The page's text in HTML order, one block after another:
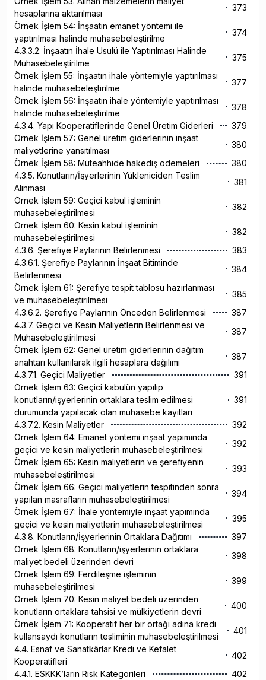
hesaplarına aktarılması
373
Örnek İşlem 54: İnşaatın emanet yöntemi ile
yaptırılması halinde muhasebeleştirilme
374
4.3.3.2. İnşaatın İhale Usulü ile Yaptırılması Halinde
Muhasebeleştirilme
375
Örnek İşlem 55: İnşaatın ihale yöntemiyle yaptırılması
halinde muhasebeleştirilme
377
Örnek İşlem 56: İnşaatın ihale yöntemiyle yaptırılması
halinde muhasebeleştirilme
378
4.3.4. Yapı Kooperatiflerinde Genel Üretim Giderleri
379
Örnek İşlem 57: Genel üretim giderlerinin inşaat
maliyetlerine yansıtılması
380
Örnek İşlem 58: Müteahhide hakediş ödemeleri
380
4.3.5. Konutların/İşyerlerinin Yükleniciden Teslim
Alınması
381
Örnek İşlem 59: Geçici kabul işleminin
muhasebeleştirilmesi
382
Örnek İşlem 60: Kesin kabul işleminin
muhasebeleştirilmesi
382
4.3.6. Şerefiye Paylarının Belirlenmesi
383
4.3.6.1. Şerefiye Paylarının İnşaat Bitiminde
Belirlenmesi
384
Örnek İşlem 61: Şerefiye tespit tablosu hazırlanması
ve muhasebeleştirilmesi
385
4.3.6.2. Şerefiye Paylarının Önceden Belirlenmesi
387
4.3.7. Geçici ve Kesin Maliyetlerin Belirlenmesi ve
Muhasebeleştirilmesi
387
Örnek İşlem 62: Genel üretim giderlerinin dağıtım
anahtarı kullanılarak ilgili hesaplara dağılımı
387
4.3.7.1. Geçici Maliyetler
391
Örnek İşlem 63: Geçici kabulün yapılıp
konutların/işyerlerinin ortaklara teslim edilmesi
durumunda yapılacak olan muhasebe kayıtları
391
4.3.7.2. Kesin Maliyetler
392
Örnek İşlem 64: Emanet yöntemi inşaat yapımında
geçici ve kesin maliyetlerin muhasebeleştirilmesi
392
Örnek İşlem 65: Kesin maliyetlerin ve şerefiyenin
muhasebeleştirilmesi
393
Örnek İşlem 66: Geçici maliyetlerin tespitinden sonra
yapılan masrafların muhasebeleştirilmesi
394
Örnek İşlem 67: İhale yöntemiyle inşaat yapımında
geçici ve kesin maliyetlerin muhasebeleştirilmesi
395
4.3.8. Konutların/İşyerlerinin Ortaklara Dağıtımı
397
Örnek İşlem 68: Konutların/işyerlerinin ortaklara
maliyet bedeli üzerinden devri
398
Örnek İşlem 69: Ferdileşme işleminin
muhasebeleştirilmesi
399
Örnek İşlem 70: Kesin maliyet bedeli üzerinden
konutların ortaklara tahsisi ve mülkiyetlerin devri
400
Örnek İşlem 71: Kooperatif her bir ortağı adına kredi
kullansaydı konutların tesliminin muhasebeleştirilmesi
401
4.4. Esnaf ve Sanatkârlar Kredi ve Kefalet
Kooperatifleri
402
4.4.1. ESKKK’ların Risk Kategorileri
402